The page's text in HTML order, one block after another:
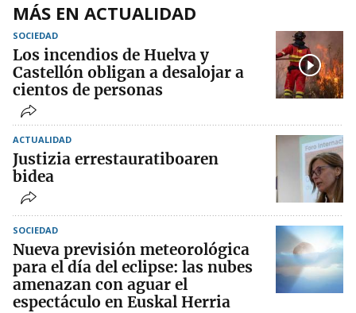
MÁS EN ACTUALIDAD
SOCIEDAD
Los incendios de Huelva y
Castellón obligan a desalojar a
cientos de personas
ACTUALIDAD
Justizia errestauratiboaren
bidea
SOCIEDAD
Nueva previsión meteorológica
para el día del eclipse: las nubes
amenazan con aguar el
espectáculo en Euskal Herria